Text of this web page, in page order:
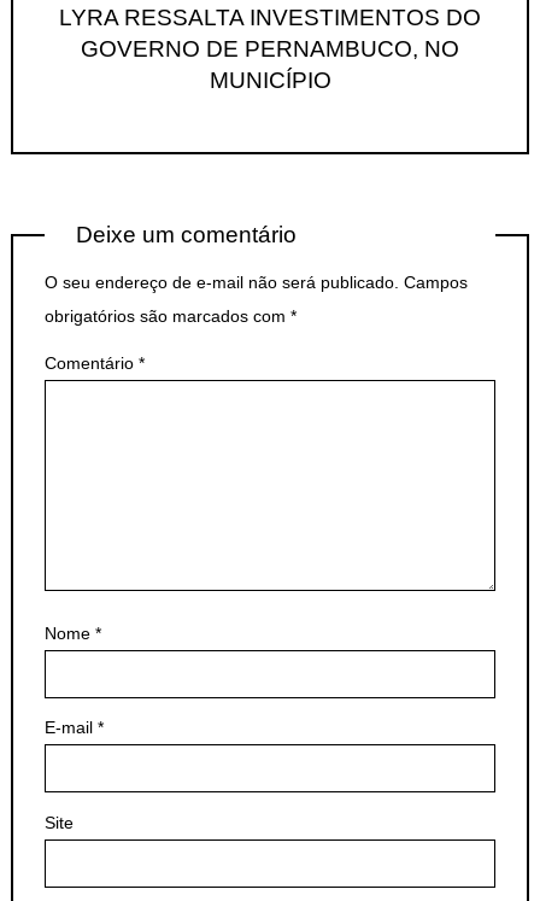
LYRA RESSALTA INVESTIMENTOS DO
GOVERNO DE PERNAMBUCO, NO
MUNICÍPIO
Deixe um comentário
O seu endereço de e-mail não será publicado. Campos
obrigatórios são marcados com *
Comentário *
Nome *
E-mail *
Site